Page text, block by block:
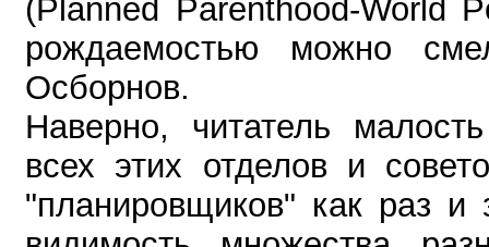
(Planned Parenthood-World
рождаемостью можно
Осборнов.
Наверно, читатель
всех этих отделов и
"планировщиков" как раз и